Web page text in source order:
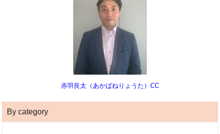
赤羽良太（あかばねりょうた）CC
By category